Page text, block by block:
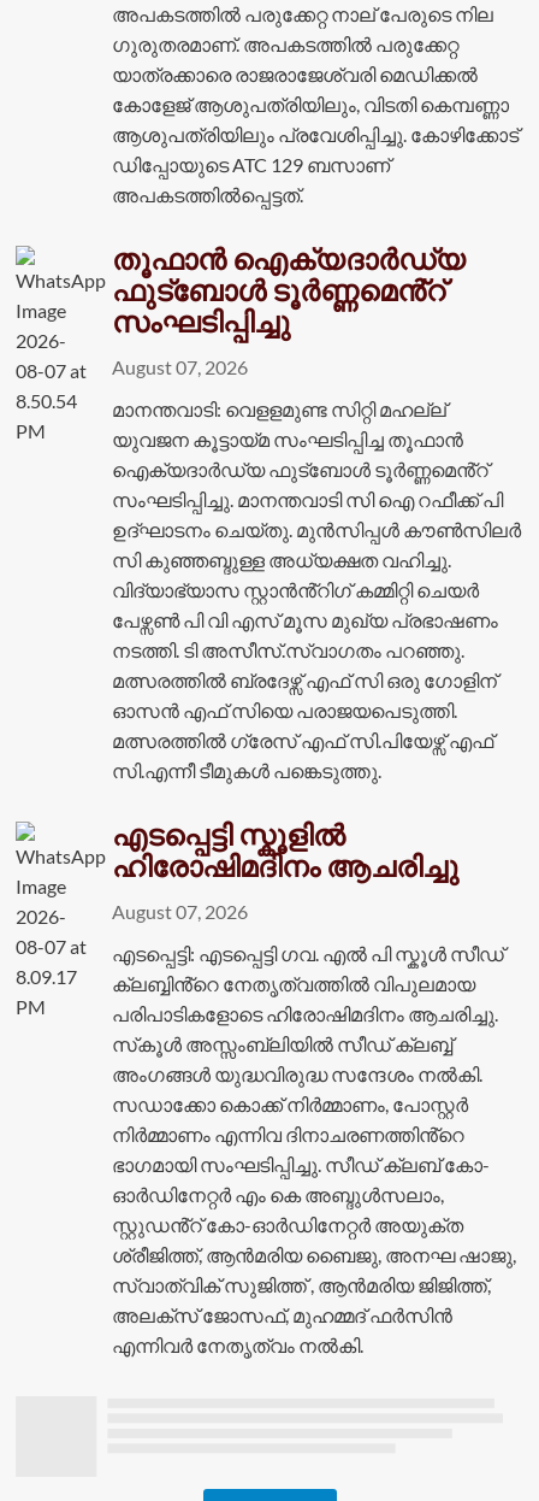
അപകടത്തിൽ പരുക്കേറ്റ നാല് പേരുടെ നില
ഗുരുതരമാണ്. അപകടത്തിൽ പരുക്കേറ്റ
യാത്രക്കാരെ രാജരാജേശ്വരി മെഡിക്കൽ
കോളേജ് ആശുപത്രിയിലും, വിടതി കെമ്പണ്ണാ
ആശുപത്രിയിലും പ്രവേശിപ്പിച്ചു. കോഴിക്കോട്
ഡിപ്പോയുടെ ATC 129 ബസാണ്
അപകടത്തിൽപ്പെട്ടത്.
തൂഫാൻ ഐക്യദാർഡ്യ
ഫുട്ബോൾ ടൂർണ്ണമെൻ്റ്
സംഘടിപ്പിച്ചു
August 07, 2026
മാനന്തവാടി: വെളളമുണ്ട സിറ്റി മഹല്ല്
യുവജന കൂട്ടായ്മ സംഘടിപ്പിച്ച തൂഫാൻ
ഐക്യദാർഡ്യ ഫുട്ബോൾ ടൂർണ്ണമെൻ്റ്
സംഘടിപ്പിച്ചു. മാനന്തവാടി സി ഐ റഫീക്ക് പി
ഉദ്ഘാടനം ചെയ്തു. മുൻസിപ്പൾ കൗൺസിലർ
സി കുഞ്ഞബ്ദുള്ള അധ്യക്ഷത വഹിച്ചു.
വിദ്യാഭ്യാസ സ്റ്റാൻൻ്റിഗ് കമ്മിറ്റി ചെയർ
പേഴ്സൺ പി വി എസ് മൂസ മുഖ്യ പ്രഭാഷണം
നടത്തി. ടി അസീസ്.സ്വാഗതം പറഞ്ഞു.
മത്സരത്തിൽ ബ്രദേഴ്സ് എഫ് സി ഒരു ഗോളിന്
ഓസൻ എഫ് സിയെ പരാജയപെടുത്തി.
മത്സരത്തിൽ ഗ്രേസ് എഫ് സി.പിയേഴ്സ് എഫ്
സി.എന്നീ ടീമുകൾ പങ്കെടുത്തു.
എടപ്പെട്ടി സ്കൂളിൽ
ഹിരോഷിമദിനം ആചരിച്ചു
August 07, 2026
എടപ്പെട്ടി: എടപ്പെട്ടി ഗവ. എൽ പി സ്കൂൾ സീഡ്
ക്ലബ്ബിൻ്റെ നേതൃത്വത്തിൽ വിപുലമായ
പരിപാടികളോടെ ഹിരോഷിമദിനം ആചരിച്ചു.
സ്‌കൂൾ അസ്സംബ്ലിയിൽ സീഡ് ക്ലബ്ബ്
അംഗങ്ങൾ യുദ്ധവിരുദ്ധ സന്ദേശം നൽകി.
സഡാക്കോ കൊക്ക് നിർമ്മാണം, പോസ്റ്റർ
നിർമ്മാണം എന്നിവ ദിനാചരണത്തിൻ്റെ
ഭാഗമായി സംഘടിപ്പിച്ചു. സീഡ് ക്ലബ് കോ-
ഓർഡിനേറ്റർ എം കെ അബ്ദുൾസലാം,
സ്റ്റുഡൻ്റ് കോ-ഓർഡിനേറ്റർ അയുക്ത
ശ്രീജിത്ത്, ആൻമരിയ ബൈജു, അനഘ ഷാജു,
സ്വാത്വിക് സുജിത്ത് , ആൻമരിയ ജിജിത്ത്,
അലക്സ് ജോസഫ്, മുഹമ്മദ് ഫർസിൻ
എന്നിവർ നേതൃത്വം നൽകി.